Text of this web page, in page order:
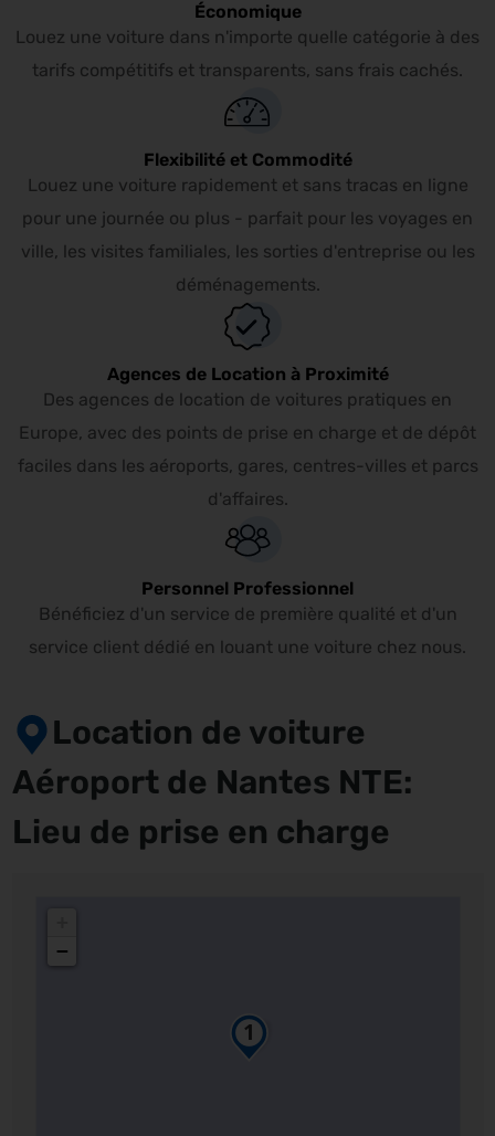
Économique
Louez une voiture dans n'importe quelle catégorie à des
tarifs compétitifs et transparents, sans frais cachés.
Flexibilité et Commodité
Louez une voiture rapidement et sans tracas en ligne
pour une journée ou plus - parfait pour les voyages en
ville, les visites familiales, les sorties d'entreprise ou les
déménagements.
Agences de Location à Proximité
Des agences de location de voitures pratiques en
Europe, avec des points de prise en charge et de dépôt
faciles dans les aéroports, gares, centres-villes et parcs
d'affaires.
Personnel Professionnel
Bénéficiez d'un service de première qualité et d'un
service client dédié en louant une voiture chez nous.
Location de voiture
Aéroport de Nantes NTE:
Lieu de prise en charge
−